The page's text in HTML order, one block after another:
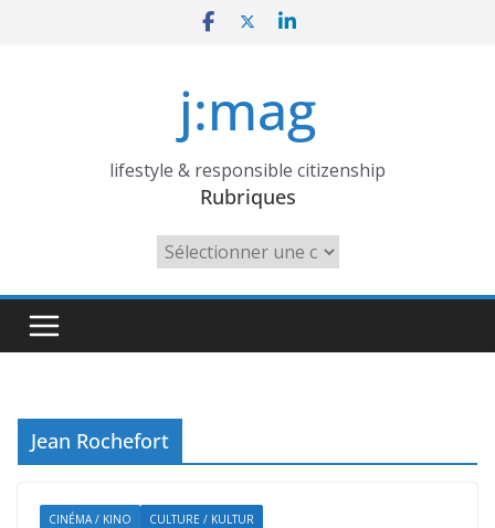
j:mag
lifestyle & responsible citizenship
Rubriques
Rubriques
Jean Rochefort
CINÉMA / KINO CULTURE / KULTUR